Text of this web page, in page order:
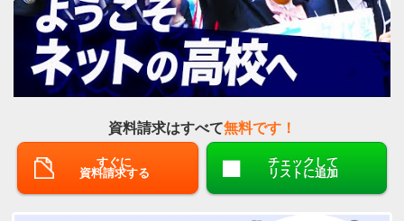
資料請求はすべて無料です！
すぐに
資料請求する
チェックして
リストに追加